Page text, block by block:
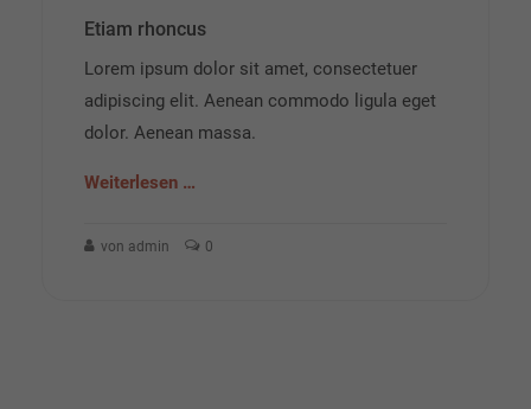
Etiam rhoncus
Lorem ipsum dolor sit amet, consectetuer
adipiscing elit. Aenean commodo ligula eget
dolor. Aenean massa.
Weiterlesen …
von admin 0